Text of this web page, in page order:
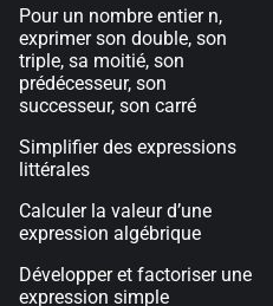
Pour un nombre entier n,
exprimer son double, son
triple, sa moitié, son
prédécesseur, son
successeur, son carré
Simplifier des expressions
littérales
Calculer la valeur d’une
expression algébrique
Développer et factoriser une
expression simple